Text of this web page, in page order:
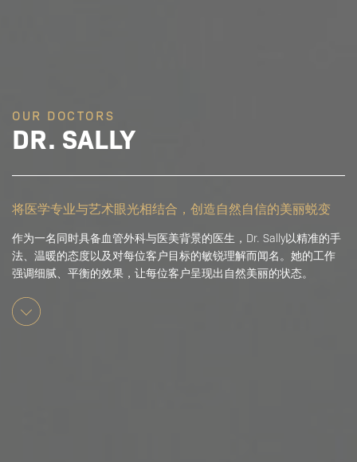
OUR DOCTORS
DR. SALLY
将医学专业与艺术眼光相结合，创造自然自信的美丽蜕变
作为一名同时具备血管外科与医美背景的医生，Dr. Sally以精准的手
法、温暖的态度以及对每位客户目标的敏锐理解而闻名。她的工作
强调细腻、平衡的效果，让每位客户呈现出自然美丽的状态。